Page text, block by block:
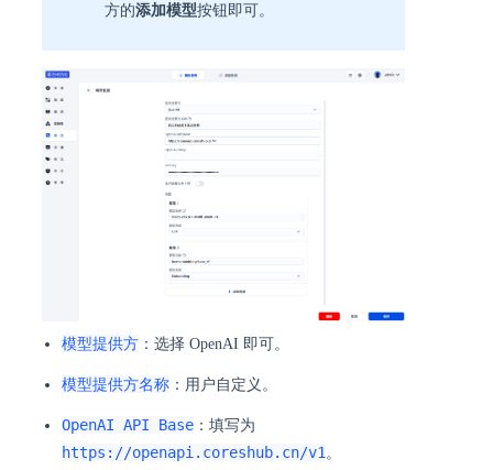
方的添加模型按钮即可。
模型提供方 ：选择 OpenAI 即可。
模型提供方名称 ：用户自定义。
OpenAI API Base ：填写为
https://openapi.coreshub.cn/v1 。